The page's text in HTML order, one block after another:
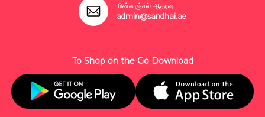
மின்னஞ்சல் ஆதரவு
admin@sandhai.ae
To Shop on the Go Download